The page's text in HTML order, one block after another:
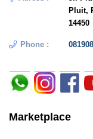
Pluit,
14450
Phone :
Marketplace